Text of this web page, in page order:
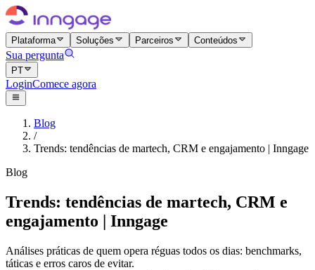
Plataforma Soluções Parceiros Conteúdos
Sua pergunta
PT
LoginComece agora
Blog
/
Trends: tendências de martech, CRM e engajamento | Inngage
Blog
Trends: tendências de martech, CRM e
engajamento | Inngage
Análises práticas de quem opera réguas todos os dias: benchmarks,
táticas e erros caros de evitar.